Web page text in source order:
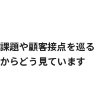
題や顧客接点を巡る
らどう見ています